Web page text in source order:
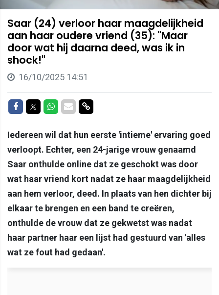
Saar (24) verloor haar maagdelijkheid
aan haar oudere vriend (35): "Maar
door wat hij daarna deed, was ik in
shock!"
16/10/2025 14:51
Delen op Facebook
Delen op Twitter
Delen op Whatsapp
Delen via Mail
Delen via link
Iedereen wil dat hun eerste 'intieme' ervaring goed
verloopt. Echter, een 24-jarige vrouw genaamd
Saar onthulde online dat ze geschokt was door
wat haar vriend kort nadat ze haar maagdelijkheid
aan hem verloor, deed. In plaats van hen dichter bij
elkaar te brengen en een band te creëren,
onthulde de vrouw dat ze gekwetst was nadat
haar partner haar een lijst had gestuurd van 'alles
wat ze fout had gedaan'.